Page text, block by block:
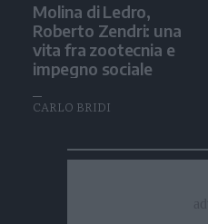
Molina di Ledro,
Roberto Zendri: una
vita fra zootecnia e
impegno sociale
CARLO BRIDI